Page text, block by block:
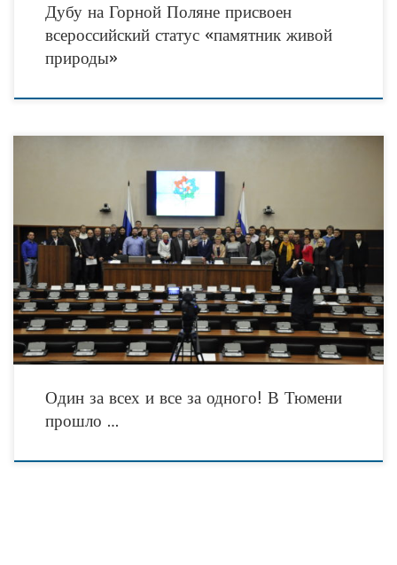
Дубу на Горной Поляне присвоен
всероссийский статус «памятник живой
природы»
28 февраля 2018 года в последний день зимы, тюменские общественники
провели общее собрание Альянса социально ориентированных
некоммерческих организаций Тюменской области. Это мероприятие собрало
более сотни
Один за всех и все за одного! В Тюмени
прошло …